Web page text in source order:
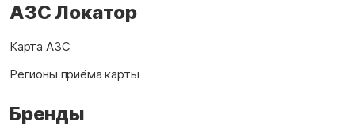
АЗС Локатор
Карта АЗС
Регионы приёма карты
Бренды